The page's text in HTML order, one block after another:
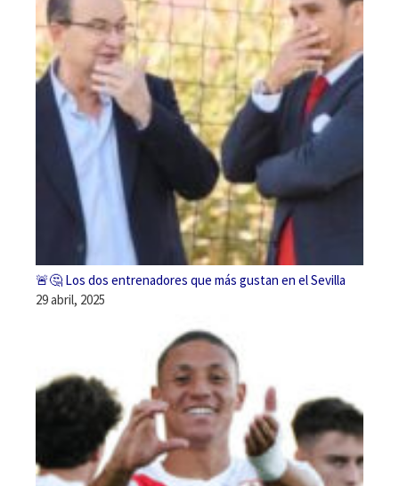
🚨🤔 Los dos entrenadores que más gustan en el Sevilla
29 abril, 2025